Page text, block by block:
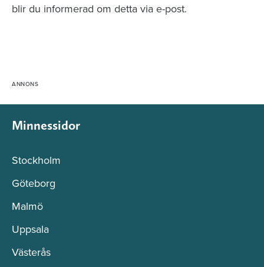
blir du informerad om detta via e-post.
Minnessidor
Stockholm
Göteborg
Malmö
Uppsala
Västerås